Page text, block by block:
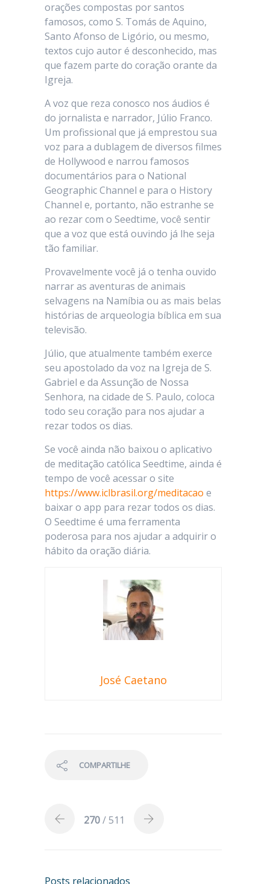
orações compostas por santos
famosos, como S. Tomás de Aquino,
Santo Afonso de Ligório, ou mesmo,
textos cujo autor é desconhecido, mas
que fazem parte do coração orante da
Igreja.
A voz que reza conosco nos áudios é
do jornalista e narrador, Júlio Franco.
Um profissional que já emprestou sua
voz para a dublagem de diversos filmes
de Hollywood e narrou famosos
documentários para o National
Geographic Channel e para o History
Channel e, portanto, não estranhe se
ao rezar com o Seedtime, você sentir
que a voz que está ouvindo já lhe seja
tão familiar.
Provavelmente você já o tenha ouvido
narrar as aventuras de animais
selvagens na Namíbia ou as mais belas
histórias de arqueologia bíblica em sua
televisão.
Júlio, que atualmente também exerce
seu apostolado da voz na Igreja de S.
Gabriel e da Assunção de Nossa
Senhora, na cidade de S. Paulo, coloca
todo seu coração para nos ajudar a
rezar todos os dias.
Se você ainda não baixou o aplicativo
de meditação católica Seedtime, ainda é
tempo de você acessar o site
https://www.iclbrasil.org/meditacao e
baixar o app para rezar todos os dias.
O Seedtime é uma ferramenta
poderosa para nos ajudar a adquirir o
hábito da oração diária.
José Caetano
COMPARTILHE
270/ 511
Posts relacionados